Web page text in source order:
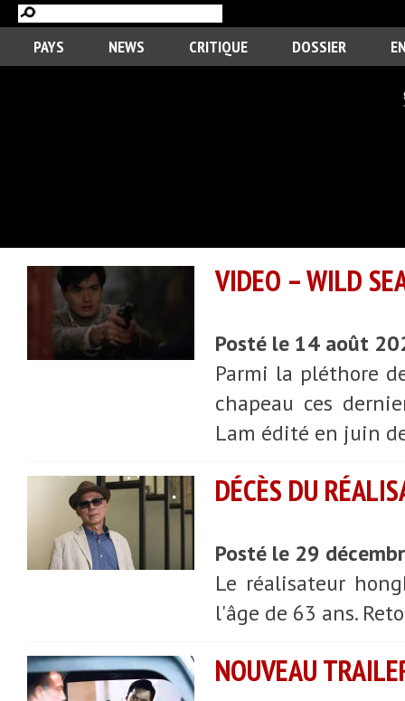
PAYS NEWS CRITIQUE DOSSIER
VIDEO – WILD
Posté le 14 août
Parmi la pléthore
chapeau ces
Lam édité en juin
DÉCÈS DU
Posté le 29
Le réalisateur
l'âge de 63 ans.
NOUVEAU